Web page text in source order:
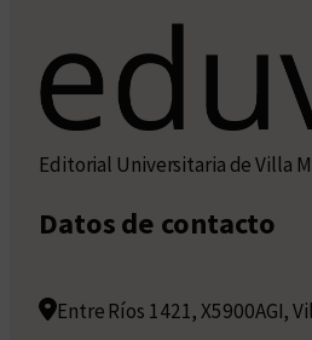
Editorial Universitaria de Villa
Datos de contacto
Entre Ríos 1421, X5900AGI,